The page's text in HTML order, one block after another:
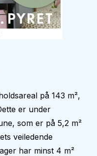
på 143 m²,
er under
som er på 5,2 m²
veiledende
har minst 4 m²